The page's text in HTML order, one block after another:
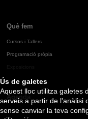
Ús de galetes
Aquest lloc utilitza galetes
serveis a partir de l'anàlisi
sense canviar la teva
Què fem
Cursos i Tallers
Programació pròpia
Agenda